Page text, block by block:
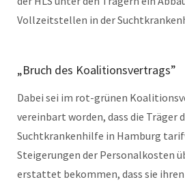
Vollzeitstellen in der
„Bruch des Koalitionsvertrags”
Dabei sei im rot-grünen
vereinbart worden, dass die Träger
Suchtkrankenhilfe in Hamburg
Steigerungen der Personalkosten
erstattet bekommen, dass sie